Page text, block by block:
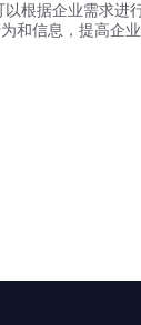
根据企业需求进
和信息，提高企业